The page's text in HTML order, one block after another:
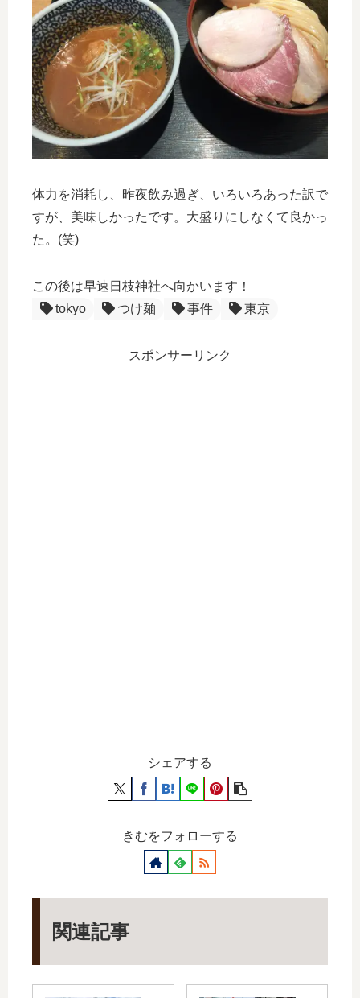
体力を消耗し、昨夜飲み過ぎ、いろいろあった訳で
すが、美味しかったです。大盛りにしなくて良かっ
た。(笑)
この後は早速日枝神社へ向かいます！
tokyo
つけ麺 事件 東京
スポンサーリンク
シェアする
きむをフォローする
関連記事